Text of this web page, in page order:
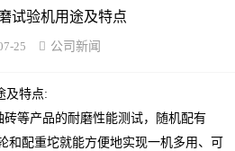
试验机用途及特点
25 公司新闻
及特点:
等产品的耐磨性能测试，随机配有
和配重坨就能方便地实现一机多用、可